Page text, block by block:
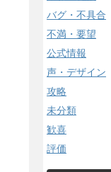
バグ・不具合
不満・要望
公式情報
声・デザイン
攻略
未分類
歓喜
評価